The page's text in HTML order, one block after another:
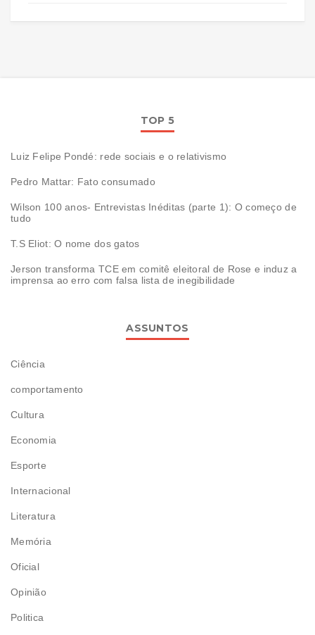
TOP 5
Luiz Felipe Pondé: rede sociais e o relativismo
Pedro Mattar: Fato consumado
Wilson 100 anos- Entrevistas Inéditas (parte 1): O começo de
tudo
T.S Eliot: O nome dos gatos
Jerson transforma TCE em comitê eleitoral de Rose e induz a
imprensa ao erro com falsa lista de inegibilidade
ASSUNTOS
Ciência
comportamento
Cultura
Economia
Esporte
Internacional
Literatura
Memória
Oficial
Opinião
Politica